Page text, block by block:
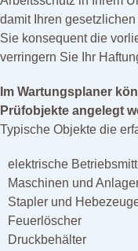
damit Ihren
Sie konsequent die
verringern Sie Ihr
Im Wartungsplaner
Prüfobjekte angelegt
Typische Objekte die
elektrische
Maschinen und
Stapler und
Feuerlöscher
Druckbehälter